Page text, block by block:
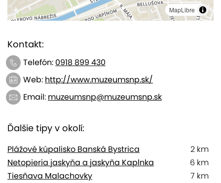
MapLibre
Kontakt:
Telefón: 0918 899 430
Web: http://www.muzeumsnp.sk/
Email: muzeumsnp@muzeumsnp.sk
Ďalšie tipy v okolí:
2 km
Plážové kúpalisko Banská Bystrica
6 km
Netopieria jaskyňa a jaskyňa Kaplnka
7 km
Tiesňava Malachovky